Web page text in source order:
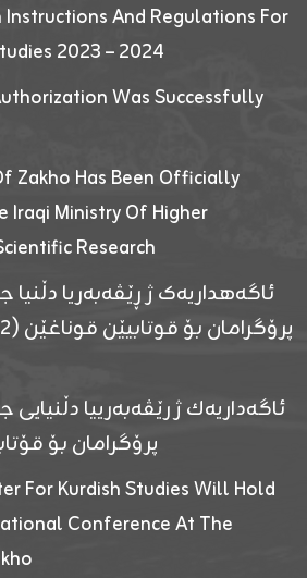
And Regulations For
2023 – 2024
Was Successfully
Zakho Has Been Officially
Iraqi Ministry Of Higher
Research
ئاگەهداریەک ژ ڕێڤەبەریا دڵنیا
ئاگەداریەك ژ رێڤەبەرییا دڵنیایی
پرۆگرامان بۆ
For Kurdish Studies Will Hold
Conference At The